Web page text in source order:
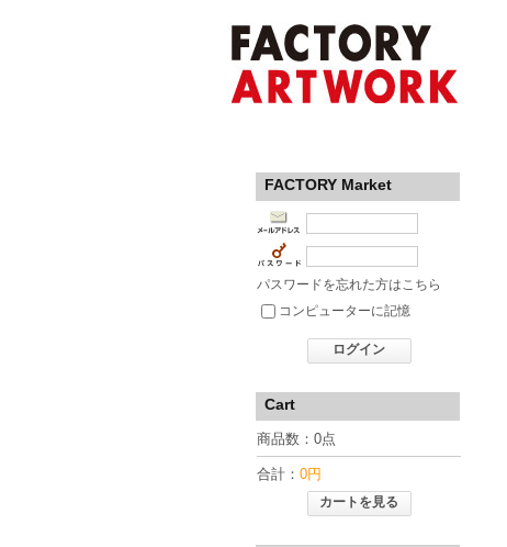
FACTORY Market
パスワードを忘れた方はこちら
コンピューターに記憶
ログイン
Cart
商品数：0点
合計： 0円
カートを見る